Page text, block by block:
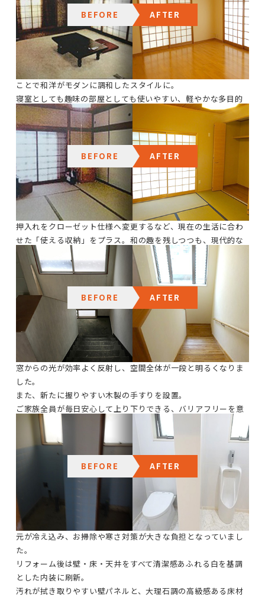
BEFORE AFTER
ダークトーンの壁に囲まれ、落ち着きはあるものの、少し重た
い印象を感じさせていた従来の和室空間でした。
障子のデザインを活かしつつ、壁紙も明るいトーンへ刷新した
ことで和洋がモダンに調和したスタイルに。
寝室としても趣味の部屋としても使いやすい、軽やかな多目的
空間になりました。
和室
BEFORE AFTER
暗い色味の壁や古い建具によって、全体的に重たく、活用しづ
らい印象の和室でしたが畳を新調しつつ壁紙や建具を明るいト
ーンへ刷新しました。
押入れをクローゼット仕様へ変更するなど、現在の生活に合わ
せた「使える収納」をプラス。和の趣を残しつつも、現代的な
明るく軽やかな空間に仕上げています
階段室
BEFORE AFTER
全体的に暗いトーンで、窓があってもどこか寒々しい印象の階
段室でしたが壁紙を清潔感のあるホワイトへ刷新し、踏板には
温かみのある明るい木目調を採用しました。
窓からの光が効率よく反射し、空間全体が一段と明るくなりま
した。
また、新たに握りやすい木製の手すりを設置。
ご家族全員が毎日安心して上り下りできる、バリアフリーを意
識した設計です。
トイレ
BEFORE AFTER
ブルーのタイル貼りの壁に、昔ながらの床構造で、全体的に暗
く冷たい印象でした。
また、タイルの目地（隙間）に汚れが溜まりやすく、冬場は足
元が冷え込み、お掃除や寒さ対策が大きな負担となっていまし
た。
リフォーム後は壁・床・天井をすべて清潔感あふれる白を基調
とした内装に刷新。
汚れが拭き取りやすい壁パネルと、大理石調の高級感ある床材